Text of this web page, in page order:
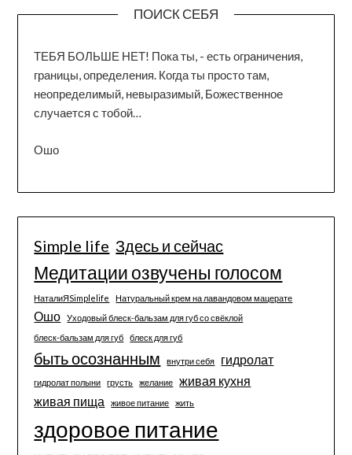
ПОИСК СЕБЯ
ТЕБЯ БОЛЬШЕ НЕТ! Пока ты, - есть ограничения,
границы, определения. Когда ты просто там,
неопределимый, невыразимый, Божественное
случается с тобой…
Ошо
Simple life Здесь и сейчас
Медитации озвучены голосом
НаталиЯSimplelife Натуральный крем на лавандовом мацерате
Ошо
Уходовый блеск-бальзам для губ со свёклой
блеск-бальзам для губ
блеск для губ
быть осознанным внутри себя гидролат
гидролат полыни грусть желание
живая кухня
живая пища
живое питание жить
здоровое питание